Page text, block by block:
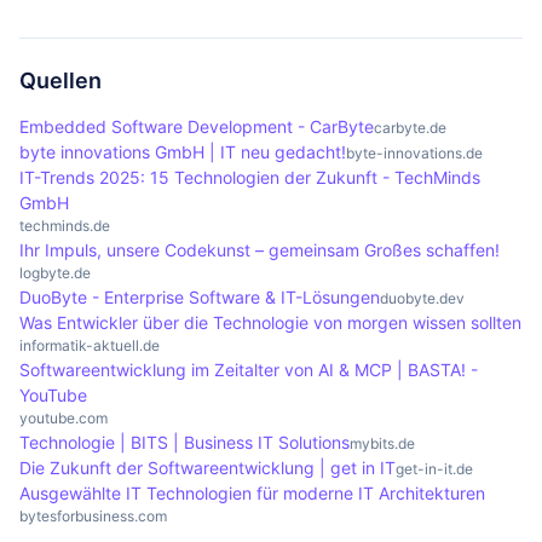
werden, was entscheidend für die Effizienz von
Softwareanwendungen ist.
Daten, da sie direkt auf die einzelnen Bytes
zugreifen können, was für viele Anwendungen in
Informationen darstellen, die gesendet werden
sollen. Die Größe dieser Pakete kann die Effizienz
Pakete oft schneller übertragen werden können,
während größere Pakete mehr Informationen
enthalten, aber möglicherweise auch mehr
Verzögerungen verursachen.
berechnen, kann man die Anzahl der Zeichen im
Text zählen und diese Zahl mit der Anzahl der
benötigt ein Zeichen im UTF-8-Format ein bis vier
Bytes, abhängig von der Art des Zeichens. Für
einfache ASCII-Zeichen benötigt jedes Zeichen ein
Byte. Diese Berechnung ist wichtig, um den
Speicherbedarf von Textdateien zu verstehen.
Quellen
Embedded Software Development - CarBytecarbyte.de
byte innovations GmbH | IT neu gedacht!byte-innovations.de
IT-Trends 2025: 15 Technologien der Zukunft - TechMinds
GmbH
techminds.de
Ihr Impuls, unsere Codekunst – gemeinsam Großes schaffen!
logbyte.de
DuoByte - Enterprise Software & IT-Lösungenduobyte.dev
Was Entwickler über die Technologie von morgen wissen sollten
informatik-aktuell.de
Softwareentwicklung im Zeitalter von AI & MCP | BASTA! -
YouTube
youtube.com
Technologie | BITS | Business IT Solutionsmybits.de
Die Zukunft der Softwareentwicklung | get in ITget-in-it.de
Ausgewählte IT Technologien für moderne IT Architekturen
bytesforbusiness.com